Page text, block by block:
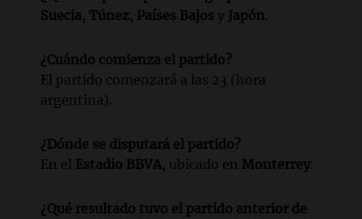
Suecia, Túnez, Países Bajos y Japón.
¿Cuándo comienza el partido?
El partido comenzará a las 23 (hora
argentina).
¿Dónde se disputará el partido?
En el Estadio BBVA, ubicado en Monterrey.
¿Qué resultado tuvo el partido anterior de